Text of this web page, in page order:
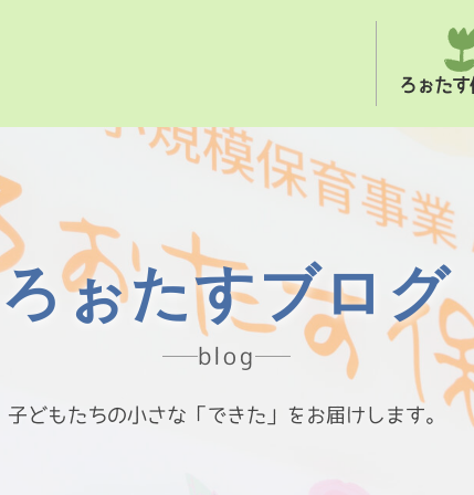
ろぉた
ろぉたすブログ
blog
子どもたちの小さな「できた」をお届けします。